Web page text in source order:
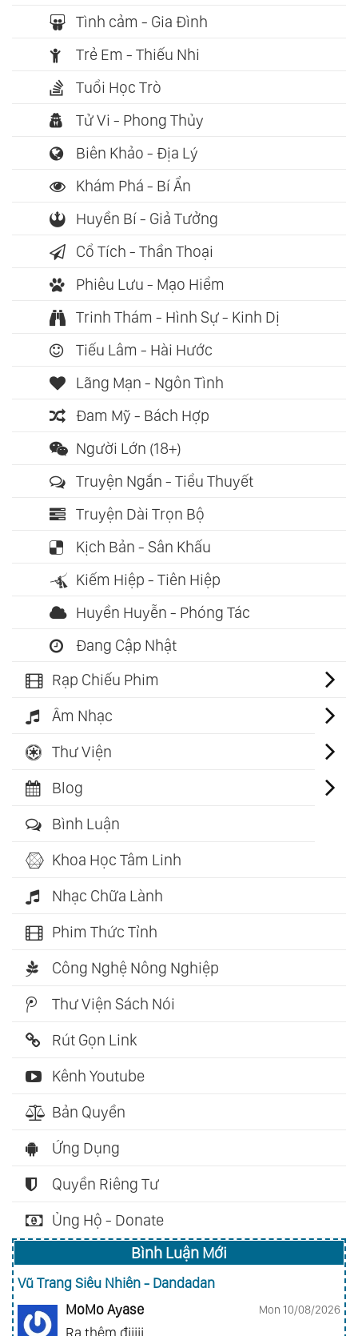
Tình cảm - Gia Đình
Trẻ Em - Thiếu Nhi
Tuổi Học Trò
Tử Vi - Phong Thủy
Biên Khảo - Địa Lý
Khám Phá - Bí Ẩn
Huyền Bí - Giả Tưởng
Cổ Tích - Thần Thoại
Phiêu Lưu - Mạo Hiểm
Trinh Thám - Hình Sự - Kinh Dị
Tiếu Lâm - Hài Hước
Lãng Mạn - Ngôn Tình
Đam Mỹ - Bách Hợp
Người Lớn (18+)
Truyện Ngắn - Tiểu Thuyết
Truyện Dài Trọn Bộ
Kịch Bản - Sân Khấu
Kiếm Hiệp - Tiên Hiệp
Huyền Huyễn - Phóng Tác
Đang Cập Nhật
Rạp Chiếu Phim
Âm Nhạc
Thư Viện
Blog
Bình Luận
Khoa Học Tâm Linh
Nhạc Chữa Lành
Phim Thức Tỉnh
Công Nghệ Nông Nghiệp
Thư Viện Sách Nói
Rút Gọn Link
Kênh Youtube
Bản Quyền
Ứng Dụng
Quyền Riêng Tư
Ủng Hộ - Donate
Bình Luận Mới
Vũ Trang Siêu Nhiên - Dandadan
MoMo Ayase
Mon 10/08/2026
Ra thêm điiiii